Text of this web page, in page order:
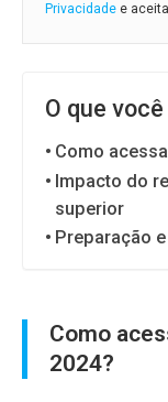
Privacidade e
O que
Como
Impacto do
superior
Preparação
Como
2024?